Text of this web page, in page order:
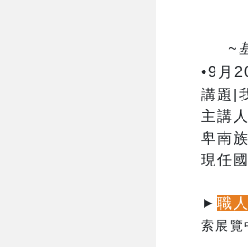
~基
•9月
講題|
主講
卑南
現任
► 職
索展覽